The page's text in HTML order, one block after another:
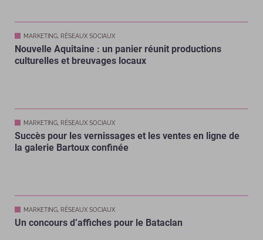
MARKETING, RÉSEAUX SOCIAUX
Nouvelle Aquitaine : un panier réunit productions
culturelles et breuvages locaux
MARKETING, RÉSEAUX SOCIAUX
Succès pour les vernissages et les ventes en ligne de
la galerie Bartoux confinée
MARKETING, RÉSEAUX SOCIAUX
Un concours d’affiches pour le Bataclan